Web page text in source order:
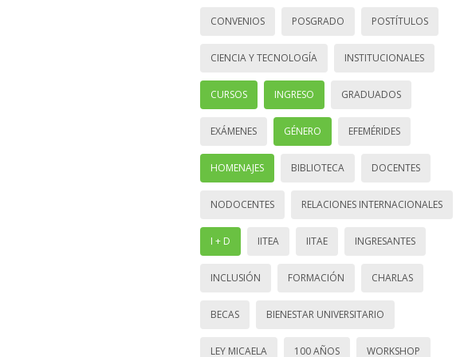
CONVENIOS POSGRADO POSTÍTULOS
CIENCIA Y TECNOLOGÍA INSTITUCIONALES
CURSOS INGRESO GRADUADOS
EXÁMENES GÉNERO EFEMÉRIDES
HOMENAJES BIBLIOTECA DOCENTES
NODOCENTES RELACIONES INTERNACIONALES
I + D IITEA IITAE INGRESANTES
INCLUSIÓN FORMACIÓN CHARLAS
BECAS BIENESTAR UNIVERSITARIO
LEY MICAELA 100 AÑOS WORKSHOP